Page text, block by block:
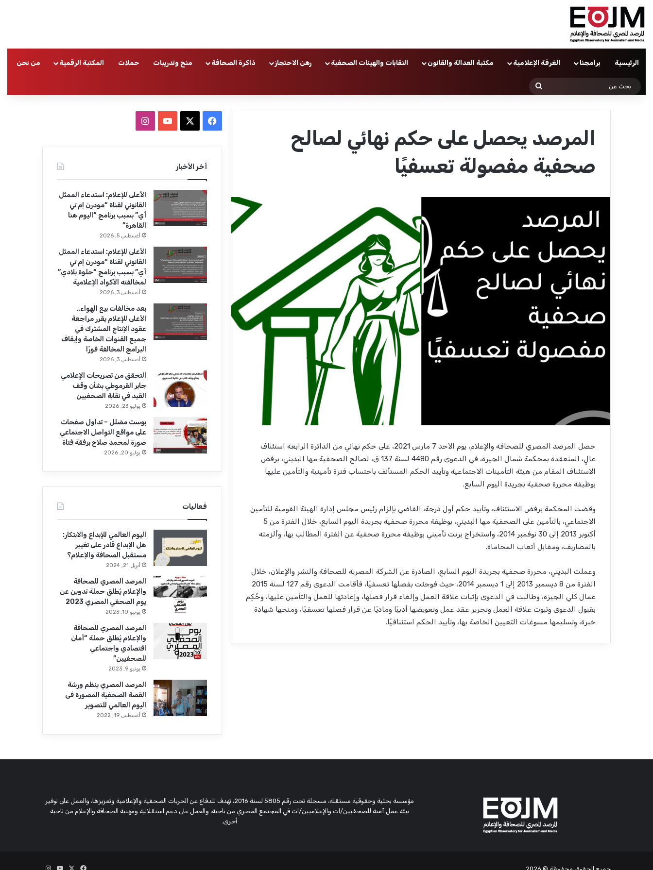
الرئيسية برامجنا الغرفة الإعلامية مكتبة العدالة والقانون النقابات والهيئات الصحفية رهن الاحتجاز ذاكرة الصحافة منح وتدريبات حملات المكتبة الرقمية من نحن
المرصد يحصل على حكم نهائي لصالح
صحفية مفصولة تعسفيًا
حصل المرصد المصري للصحافة والإعلام، يوم الأحد 7 مارس 2021، على حكم نهائي من الدائرة الرابعة استئناف
عالٍِِ، المنعقدة بمحكمة شمال الجيزة، في الدعوى رقم 4480 لسنة 137 ق، لصالح الصحفية مها البديني، برفض
الاستئناف المقام من هيئة التأمينات الاجتماعية وتأييد الحكم المستأنف باحتساب فترة تأمينية والتأمين عليها
بوظيفة محررة صحفية بجريدة اليوم السابع.
وقضت المحكمة برفض الاستئناف، وتأييد حكم أول درجة، القاضي بإلزام رئيس مجلس إدارة الهيئة القومية للتأمين
الاجتماعي، بالتأمين على الصحفية مها البديني، بوظيفة محررة صحفية بجريدة اليوم السابع، خلال الفترة من 5
أكتوبر 2013 إلى 30 نوفمبر 2014، واستخراج برنت تأميني بوظيفة محررة صحفية عن الفترة المطالب بها، وألزمته
بالمصاريف، ومقابل أتعاب المحاماة.
وعملت البديني، محررة صحفية بجريدة اليوم السابع، الصادرة عن الشركة المصرية للصحافة والنشر والإعلان، خلال
الفترة من 8 ديسمبر 2013 إلى 1 ديسمبر 2014، حيث فوجئت بفصلها تعسفيًا، فأقامت الدعوى رقم 127 لسنة 2015
عمال كلي الجيزة، وطالبت في الدعوى بإثبات علاقة العمل وإلغاء قرار فصلها، وإعادتها للعمل والتأمين عليها، وحُكِم
بقبول الدعوى وثبوت علاقة العمل وتحرير عقد عمل وتعويضها أدبيًا وماديًا عن قرار فصلها تعسفيًا، ومنحها شهادة
خبرة، وتسليمها مسوغات التعيين الخاصة بها، وتأييد الحكم استئنافيًا.
ب
و
ك
u
T
u
e
ا
ت
ق
ر
ا
م
أخر الأخبار
الأعلى للإعلام: استدعاء الممثل
القانوني لقناة “مودرن إم تي
أي” بسبب برنامج “اليوم هنا
القاهرة”
أغسطس 5, 2026
الأعلى للإعلام: استدعاء الممثل
القانوني لقناة “مودرن إم تي
أي” بسبب برنامج “حلوة بلادي”
لمخالفته الأكواد الإعلامية
أغسطس 3, 2026
بعد مخالفات بيع الهواء..
الأعلى للإعلام يقرر مراجعة
عقود الإنتاج المشترك في
جميع القنوات الخاصة وإيقاف
البرامج المخالفة فورًا
أغسطس 3, 2026
التحقق من تصريحات الإعلامي
جابر القرموطي بشأن وقف
القيد في نقابة الصحفيين
يوليو 23, 2026
بوست مضلل – تداول صفحات
على مواقع التواصل الاجتماعي
صورة لمحمد صلاح برفقة فتاة
يوليو 20, 2026
فعاليات
اليوم العالمي للإبداع والابتكار:
هل الإبداع قادر على تغيير
مستقبل الصحافة والإعلام؟
أبريل 21, 2024
المرصد المصري للصحافة
والإعلام يُطلق حملة تدوين عن
يوم الصحفي المصري 2023
يونيو 10, 2023
المرصد المصري للصحافة
والإعلام يُطلق حملة “أمان
اقتصادي واجتماعي
للصحفيين”
يونيو 9, 2023
المرصد المصري ينظم ورشة
القصة الصحفية المصورة فى
اليوم العالمي للتصوير
أغسطس 19, 2022
مؤسسة بحثية وحقوقية مستقلة، مسجلة تحت رقم 5805 لسنة 2016، تهدف للدفاع عن الحريات الصحفية والإعلامية وتعزيزها، والعمل على توفير
بيئة عمل آمنة للصحفيين/ات والإعلاميين/ات في المجتمع المصري من ناحية، والعمل على دعم استقلالية ومهنية الصحافة والإعلام من ناحية
أخرى.
فيسبوك ‫YouTube